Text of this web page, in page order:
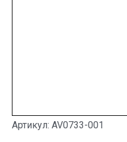
Артикул: AV0733-001